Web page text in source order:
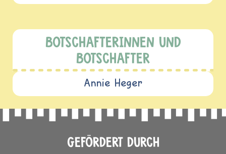
BOTSCHAFTERINNEN UND
BOTSCHAFTER
Annie Heger
GEFÖRDERT DURCH